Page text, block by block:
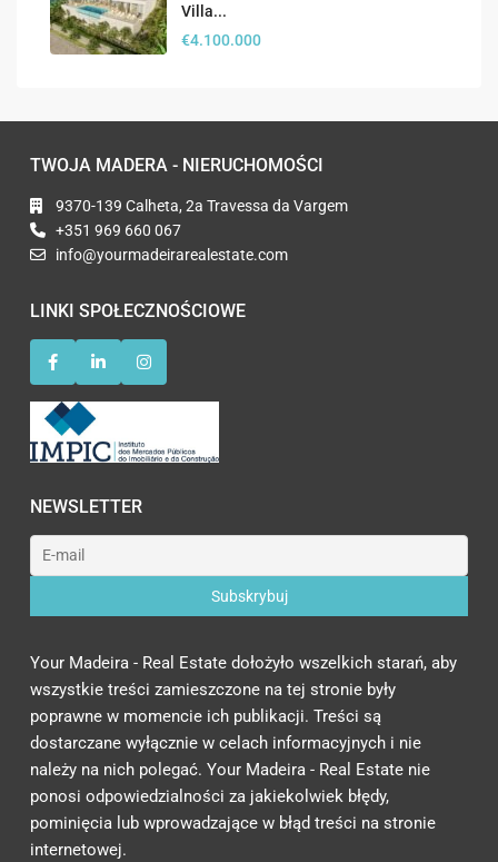
Villa...
€4.100.000
TWOJA MADERA - NIERUCHOMOŚCI
9370-139 Calheta, 2a Travessa da Vargem
+351 969 660 067
info@yourmadeirarealestate.com
LINKI SPOŁECZNOŚCIOWE
NEWSLETTER
Your Madeira - Real Estate dołożyło wszelkich starań, aby
wszystkie treści zamieszczone na tej stronie były
poprawne w momencie ich publikacji. Treści są
dostarczane wyłącznie w celach informacyjnych i nie
należy na nich polegać. Your Madeira - Real Estate nie
ponosi odpowiedzialności za jakiekolwiek błędy,
pominięcia lub wprowadzające w błąd treści na stronie
internetowej.